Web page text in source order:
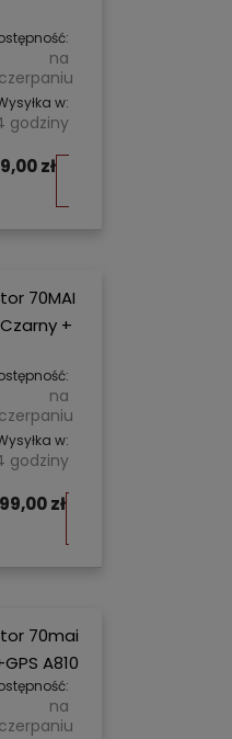
na
w:
godziny
zł
70MAI
+
na
w:
godziny
zł
70mai
A810
na